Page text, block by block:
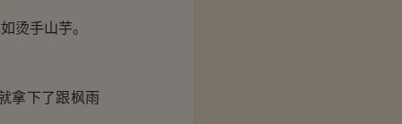
烫手山芋。
拿下了跟枫雨